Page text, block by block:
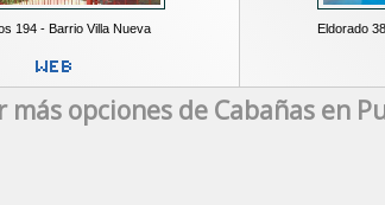
194 - Barrio Villa Nueva Eldorado
más opciones de Cabañas en